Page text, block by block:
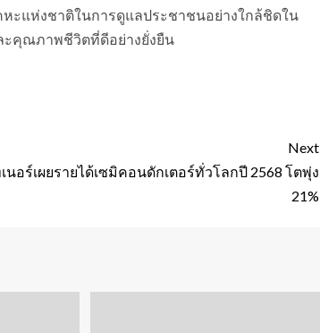
ะแห่งชาติในการดูแลประชาชนอย่างใกล้ชิดใน
ะคุณภาพชีวิตที่ดีอย่างยั่งยืน
Next
นอร์เผยรายได้เซมิคอนดักเตอร์ทั่วโลกปี 2568 โตพุ่ง
21%